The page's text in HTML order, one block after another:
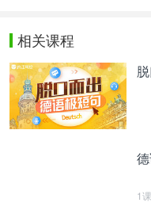
eine klare Meinung
Fußgängerzonen
eine Visitenkarte,
Verbindung
Fußgängerzone ist,
Aufenthaltsraum,
geschaffen,
相关课程
1